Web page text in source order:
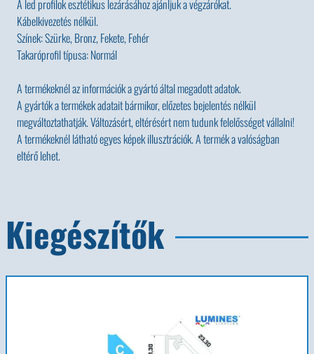
A led profilok esztétikus lezárásához ajánljuk a végzárókat.
Kábelkivezetés nélkül.
Színek: Szürke, Bronz, Fekete, Fehér
Takaróprofil típusa: Normál
A termékeknél az információk a gyártó által megadott adatok.
A gyártók a termékek adatait bármikor, előzetes bejelentés nélkül
megváltoztathatják. Változásért, eltérésért nem tudunk felelősséget vállalni!
A termékeknél látható egyes képek illusztrációk. A termék a valóságban
eltérő lehet.
Kiegészítők